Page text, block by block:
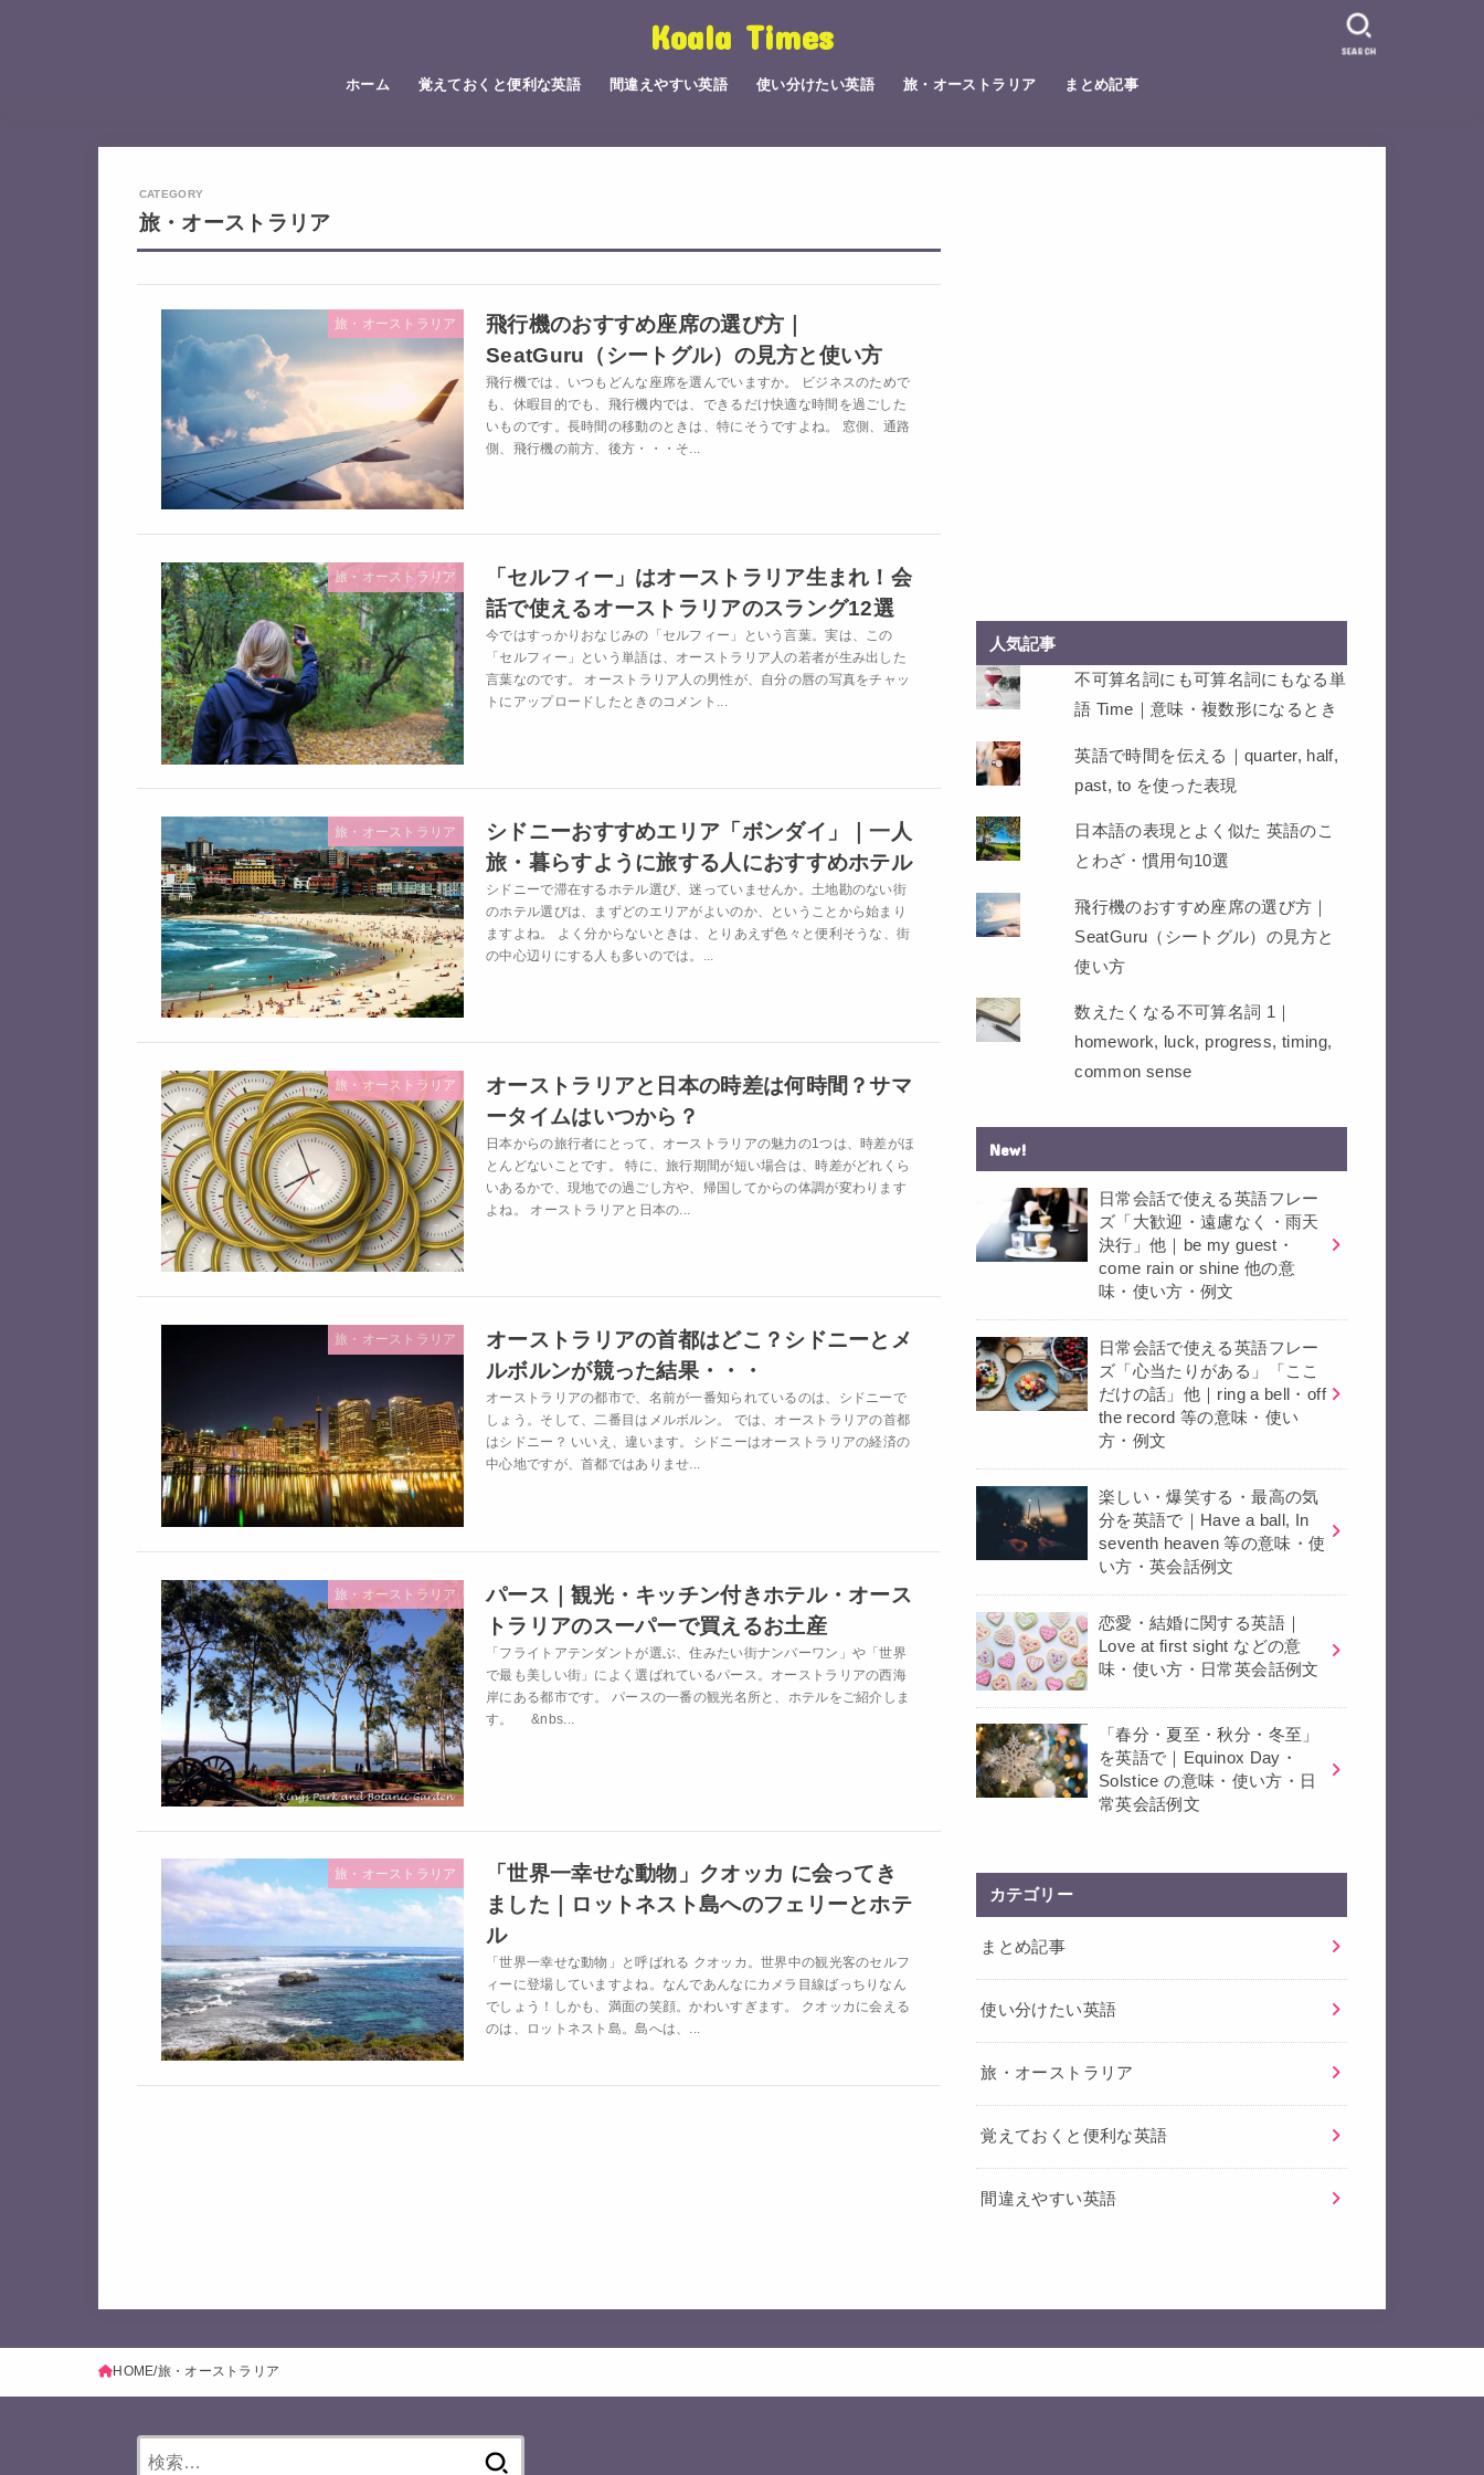
Koala Times
ホーム 覚えておくと便利な英語 間違えやすい英語 使い分けたい英語 旅・オーストラリア まとめ記事
SEARCH
旅・オーストラリア
旅・オーストラリア
飛行機のおすすめ座席の選び方｜
SeatGuru（シートグル）の見方と使い方
飛行機では、いつもどんな座席を選んでいますか。 ビジネスのためで
も、休暇目的でも、飛行機内では、できるだけ快適な時間を過ごした
いものです。長時間の移動のときは、特にそうですよね。 窓側、通路
側、飛行機の前方、後方・・・そ...
旅・オーストラリア
「セルフィー」はオーストラリア生まれ！会
話で使えるオーストラリアのスラング12選
今ではすっかりおなじみの「セルフィー」という言葉。実は、この
「セルフィー」という単語は、オーストラリア人の若者が生み出した
言葉なのです。 オーストラリア人の男性が、自分の唇の写真をチャッ
トにアップロードしたときのコメント...
旅・オーストラリア
シドニーおすすめエリア「ボンダイ」｜一人
旅・暮らすように旅する人におすすめホテル
シドニーで滞在するホテル選び、迷っていませんか。土地勘のない街
のホテル選びは、まずどのエリアがよいのか、ということから始まり
ますよね。 よく分からないときは、とりあえず色々と便利そうな、街
の中心辺りにする人も多いのでは。...
旅・オーストラリア
オーストラリアと日本の時差は何時間？サマ
ータイムはいつから？
日本からの旅行者にとって、オーストラリアの魅力の1つは、時差がほ
とんどないことです。 特に、旅行期間が短い場合は、時差がどれくら
いあるかで、現地での過ごし方や、帰国してからの体調が変わります
よね。 オーストラリアと日本の...
旅・オーストラリア
オーストラリアの首都はどこ？シドニーとメ
ルボルンが競った結果・・・
オーストラリアの都市で、名前が一番知られているのは、シドニーで
しょう。そして、二番目はメルボルン。 では、オーストラリアの首都
はシドニー？ いいえ、違います。シドニーはオーストラリアの経済の
中心地ですが、首都ではありませ...
旅・オーストラリア
パース｜観光・キッチン付きホテル・オース
トラリアのスーパーで買えるお土産
「フライトアテンダントが選ぶ、住みたい街ナンバーワン」や「世界
で最も美しい街」によく選ばれているパース。オーストラリアの西海
岸にある都市です。 パースの一番の観光名所と、ホテルをご紹介しま
す。 &nbs...
旅・オーストラリア
「世界一幸せな動物」クオッカ に会ってき
ました｜ロットネスト島へのフェリーとホテ
ル
「世界一幸せな動物」と呼ばれる クオッカ。世界中の観光客のセルフ
ィーに登場していますよね。なんであんなにカメラ目線ばっちりなん
でしょう！しかも、満面の笑顔。かわいすぎます。 クオッカに会える
のは、ロットネスト島。島へは、...
人気記事
不可算名詞にも可算名詞にもなる単
語 Time｜意味・複数形になるとき
英語で時間を伝える｜quarter, half,
past, to を使った表現
日本語の表現とよく似た 英語のこ
とわざ・慣用句10選
飛行機のおすすめ座席の選び方｜
SeatGuru（シートグル）の見方と
使い方
数えたくなる不可算名詞 1｜
homework, luck, progress, timing,
common sense
New!
日常会話で使える英語フレー
ズ「大歓迎・遠慮なく・雨天
決行」他｜be my guest・
come rain or shine 他の意
味・使い方・例文
日常会話で使える英語フレー
ズ「心当たりがある」「ここ
だけの話」他｜ring a bell・off
the record 等の意味・使い
方・例文
楽しい・爆笑する・最高の気
分を英語で｜Have a ball, In
seventh heaven 等の意味・使
い方・英会話例文
恋愛・結婚に関する英語｜
Love at first sight などの意
味・使い方・日常英会話例文
「春分・夏至・秋分・冬至」
を英語で｜Equinox Day・
Solstice の意味・使い方・日
常英会話例文
カテゴリー
まとめ記事
使い分けたい英語
旅・オーストラリア
覚えておくと便利な英語
間違えやすい英語
HOME 旅・オーストラリア